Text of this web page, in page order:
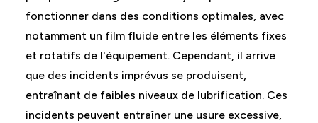
fonctionner dans des conditions optimales, avec
notamment un film fluide entre les éléments fixes
et rotatifs de l'équipement. Cependant, il arrive
que des incidents imprévus se produisent,
entraînant de faibles niveaux de lubrification. Ces
incidents peuvent entraîner une usure excessive,